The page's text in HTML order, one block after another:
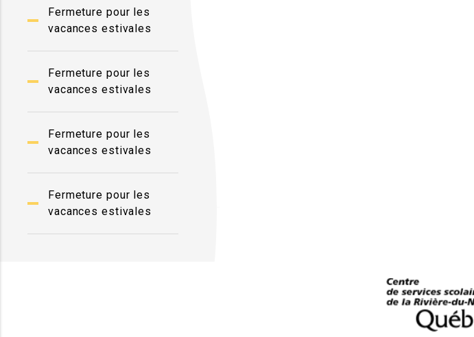
Fermeture pour les
vacances estivales
Fermeture pour les
vacances estivales
Fermeture pour les
vacances estivales
Fermeture pour les
vacances estivales